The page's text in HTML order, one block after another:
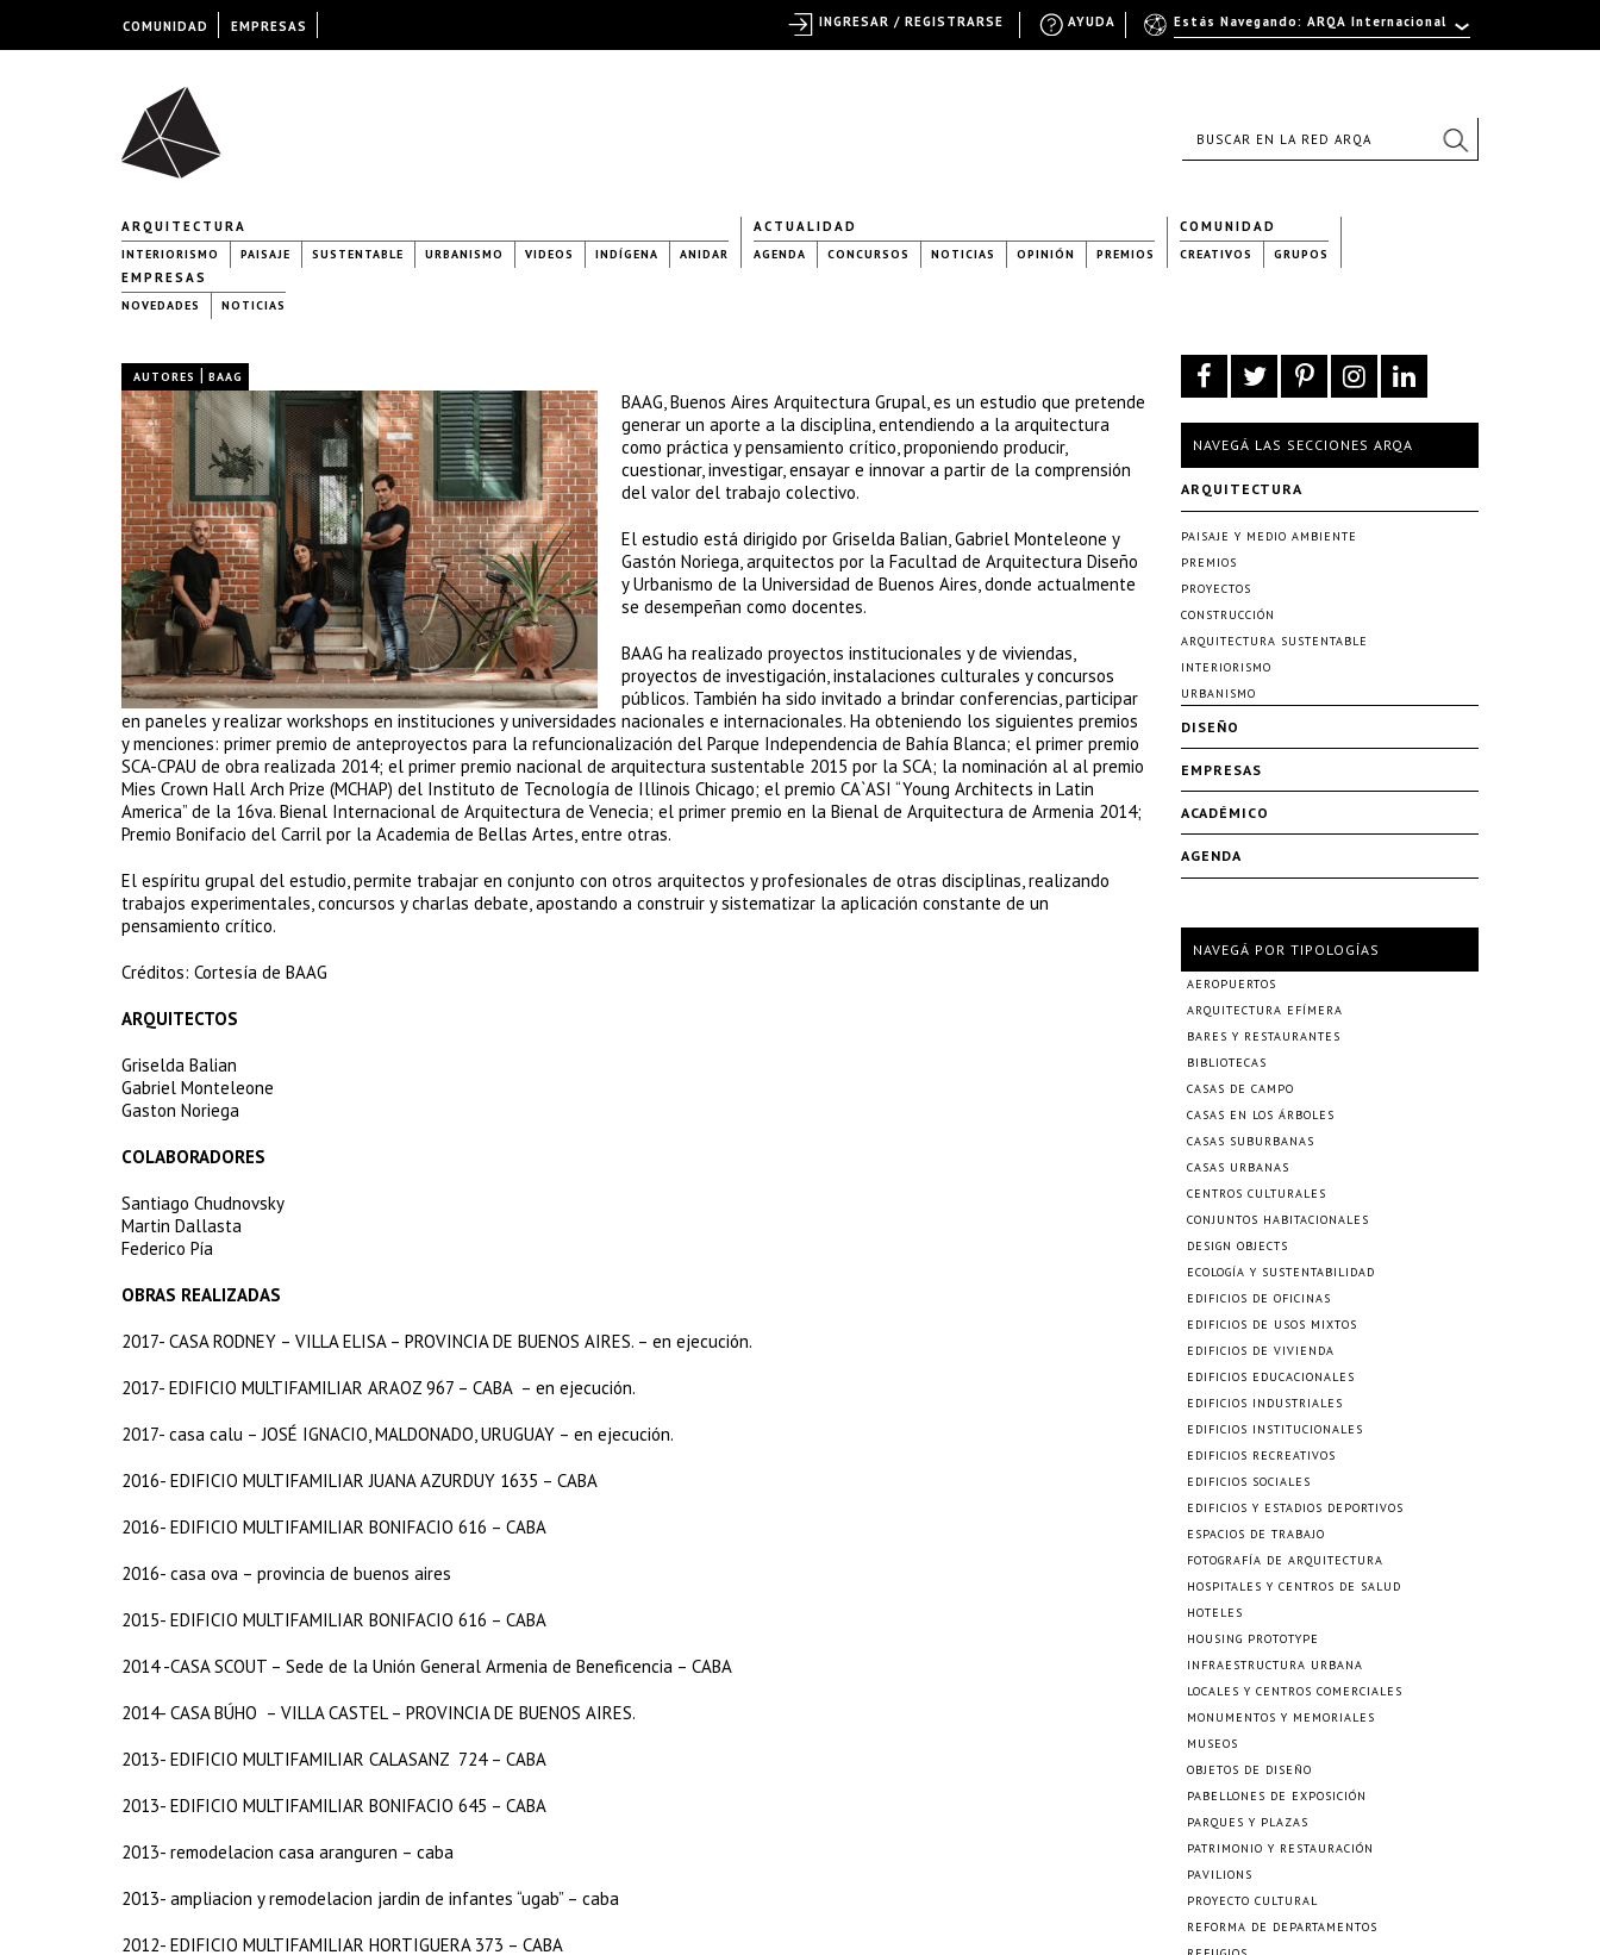
ARQUITECTURA
INTERIORISMO PAISAJE SUSTENTABLE URBANISMO VIDEOS INDÍGENA ANIDAR
ACTUALIDAD
AGENDA CONCURSOS NOTICIAS OPINIÓN PREMIOS
COMUNIDAD
CREATIVOS GRUPOS
EMPRESAS
NOVEDADES NOTICIAS
AUTORES | BAAG
BAAG, Buenos Aires Arquitectura Grupal, es un estudio que pretende
generar un aporte a la disciplina, entendiendo a la arquitectura
como práctica y pensamiento crítico, proponiendo producir,
cuestionar, investigar, ensayar e innovar a partir de la comprensión
del valor del trabajo colectivo.
El estudio está dirigido por Griselda Balian, Gabriel Monteleone y
Gastón Noriega, arquitectos por la Facultad de Arquitectura Diseño
y Urbanismo de la Universidad de Buenos Aires, donde actualmente
se desempeñan como docentes.
BAAG ha realizado proyectos institucionales y de viviendas,
proyectos de investigación, instalaciones culturales y concursos
públicos. También ha sido invitado a brindar conferencias, participar
en paneles y realizar workshops en instituciones y universidades nacionales e internacionales. Ha obteniendo los siguientes premios
y menciones: primer premio de anteproyectos para la refuncionalización del Parque Independencia de Bahía Blanca; el primer premio
SCA-CPAU de obra realizada 2014; el primer premio nacional de arquitectura sustentable 2015 por la SCA; la nominación al al premio
Mies Crown Hall Arch Prize (MCHAP) del Instituto de Tecnología de Illinois Chicago; el premio CA`ASI “Young Architects in Latin
America” de la 16va. Bienal Internacional de Arquitectura de Venecia; el primer premio en la Bienal de Arquitectura de Armenia 2014;
Premio Bonifacio del Carril por la Academia de Bellas Artes, entre otras.
El espíritu grupal del estudio, permite trabajar en conjunto con otros arquitectos y profesionales de otras disciplinas, realizando
trabajos experimentales, concursos y charlas debate, apostando a construir y sistematizar la aplicación constante de un
pensamiento crítico.
Créditos: Cortesía de BAAG
ARQUITECTOS
Griselda Balian
Gabriel Monteleone
Gaston Noriega
COLABORADORES
Santiago Chudnovsky
Martin Dallasta
Federico Pía
OBRAS REALIZADAS
2017- CASA RODNEY – VILLA ELISA – PROVINCIA DE BUENOS AIRES. – en ejecución.
2017- EDIFICIO MULTIFAMILIAR ARAOZ 967 – CABA – en ejecución.
2017- casa calu – JOSÉ IGNACIO, MALDONADO, URUGUAY – en ejecución.
2016- EDIFICIO MULTIFAMILIAR JUANA AZURDUY 1635 – CABA
2016- EDIFICIO MULTIFAMILIAR BONIFACIO 616 – CABA
2016- casa ova – provincia de buenos aires
2015- EDIFICIO MULTIFAMILIAR BONIFACIO 616 – CABA
2014 -CASA SCOUT – Sede de la Unión General Armenia de Beneficencia – CABA
2014- CASA BÚHO – VILLA CASTEL – PROVINCIA DE BUENOS AIRES.
2013- EDIFICIO MULTIFAMILIAR CALASANZ 724 – CABA
2013- EDIFICIO MULTIFAMILIAR BONIFACIO 645 – CABA
2013- remodelacion casa aranguren – caba
2013- ampliacion y remodelacion jardin de infantes “ugab” – caba
2012- EDIFICIO MULTIFAMILIAR HORTIGUERA 373 – CABA
NAVEGÁ LAS SECCIONES ARQA
ARQUITECTURA
PAISAJE Y MEDIO AMBIENTE
PREMIOS
PROYECTOS
CONSTRUCCIÓN
ARQUITECTURA SUSTENTABLE
INTERIORISMO
URBANISMO
DISEÑO
EMPRESAS
ACADÉMICO
AGENDA
NAVEGÁ POR TIPOLOGÍAS
AEROPUERTOS
ARQUITECTURA EFÍMERA
BARES Y RESTAURANTES
BIBLIOTECAS
CASAS DE CAMPO
CASAS EN LOS ÁRBOLES
CASAS SUBURBANAS
CASAS URBANAS
CENTROS CULTURALES
CONJUNTOS HABITACIONALES
DESIGN OBJECTS
ECOLOGÍA Y SUSTENTABILIDAD
EDIFICIOS DE OFICINAS
EDIFICIOS DE USOS MIXTOS
EDIFICIOS DE VIVIENDA
EDIFICIOS EDUCACIONALES
EDIFICIOS INDUSTRIALES
EDIFICIOS INSTITUCIONALES
EDIFICIOS RECREATIVOS
EDIFICIOS SOCIALES
EDIFICIOS Y ESTADIOS DEPORTIVOS
ESPACIOS DE TRABAJO
FOTOGRAFÍA DE ARQUITECTURA
HOSPITALES Y CENTROS DE SALUD
HOTELES
HOUSING PROTOTYPE
INFRAESTRUCTURA URBANA
LOCALES Y CENTROS COMERCIALES
MONUMENTOS Y MEMORIALES
MUSEOS
OBJETOS DE DISEÑO
PABELLONES DE EXPOSICIÓN
PARQUES Y PLAZAS
PATRIMONIO Y RESTAURACIÓN
PAVILIONS
PROYECTO CULTURAL
REFORMA DE DEPARTAMENTOS
COMUNIDAD EMPRESAS Estás Navegando: ARQA Internacional
AYUDA
INGRESAR / REGISTRARSE